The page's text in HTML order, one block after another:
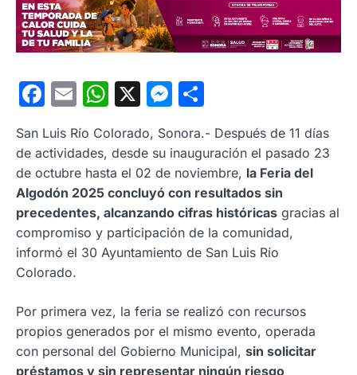
Facebook
EmailWhatsApp
X Messenger
San Luis Río Colorado, Sonora.- Después de 11 días
de actividades, desde su inauguración el pasado 23
de octubre hasta el 02 de noviembre, la Feria del
Algodón 2025 concluyó con resultados sin
precedentes, alcanzando cifras históricas gracias al
compromiso y participación de la comunidad,
informó el 30 Ayuntamiento de San Luis Río
Colorado.
Por primera vez, la feria se realizó con recursos
propios generados por el mismo evento, operada
con personal del Gobierno Municipal, sin solicitar
préstamos y sin representar ningún riesgo